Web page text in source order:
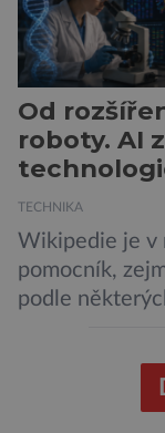
Od
roboty. AI
TECHNIKA
Wikipedie je v
pomocník,
podle
křišťálovou
věštila, které